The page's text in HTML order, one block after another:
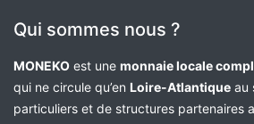
Qui sommes nous ?
MONEKO est une monnaie locale
qui ne circule qu’en Loire-Atlantique au
particuliers et de structures partenaires